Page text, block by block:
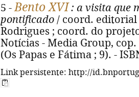
5 -Bento XVI : a visita que
pontificado / coord. editorial
Rodrigues ; coord. do
Notícias - Media Group, cop.
(Os Papas e Fátima ; 9). -
Link persistente: http://